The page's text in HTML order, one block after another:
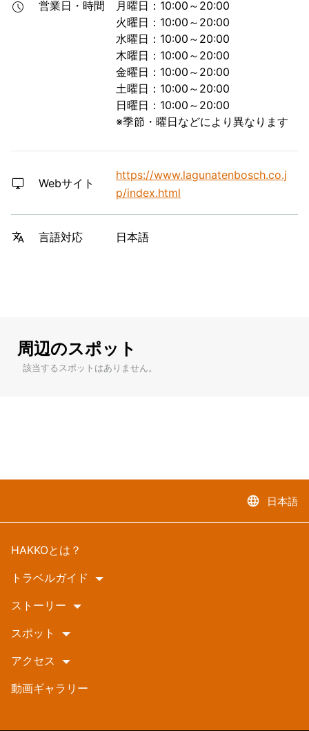
営業日・時間
月曜日：10:00～20:00
火曜日：10:00～20:00
水曜日：10:00～20:00
木曜日：10:00～20:00
金曜日：10:00～20:00
土曜日：10:00～20:00
日曜日：10:00～20:00
※季節・曜日などにより異なります
Webサイト
https://www.lagunatenbosch.co.j
p/index.html
言語対応 日本語
周辺のスポット
該当するスポットはありません。
language 日本語
HAKKOとは？
トラベルガイド
ストーリー
スポット
アクセス
動画ギャラリー